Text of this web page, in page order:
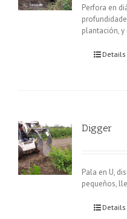
Perfora en
plantación, y
Details
Digger
Pala en U,
pequeños,
Details